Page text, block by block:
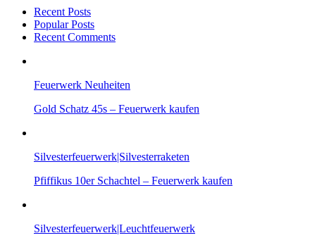
Recent Posts
Popular Posts
Recent Comments
Feuerwerk Neuheiten
Gold Schatz 45s – Feuerwerk kaufen
Silvesterfeuerwerk|Silvesterraketen
Pfiffikus 10er Schachtel – Feuerwerk kaufen
Silvesterfeuerwerk|Leuchtfeuerwerk